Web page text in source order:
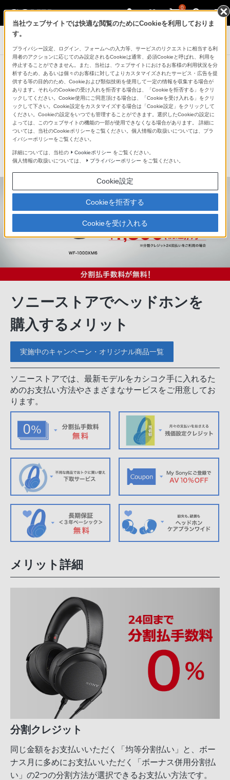
0
ヘッドホン
ソニーストア お買い物情報
このページでは、ソニーストアオリジナル商品などをご
紹介しています
お買い求めになれる商品は、こちらからも
ご覧ください
ヘッドホン商品一覧を見る
ソニーストアでヘッドホンを
購入するメリット
実施中のキャンペーン・オリジナル商品一覧
ソニーストアでは、最新モデルをカシコク手に入れるた
めのお支払い方法やさまざまなサービスをご用意してお
ります。
メリット詳細
分割クレジット
同じ金額をお支払いいただく「均等分割払い」と、ボー
ナス月に多めにお支払いいただく「ボーナス併用分割払
い」の2つの分割方法が選択できるお支払い方法です。
当社ウェブサイトでは快適な閲覧のためにCookieを利用しておりま
す。
プライバシー設定、ログイン、フォームへの入力等、サービスのリクエストに相当する利
用者のアクションに応じてのみ設定されるCookieは通常、必須Cookieと呼ばれ、利用を
停止することができません。また、当社は、ウェブサイトにおけるお客様の利用状況を分
析するため、あるいは個々のお客様に対してよりカスタマイズされたサービス・広告を提
供する等の目的のため、Cookieおよび類似技術を使用して一定の情報を収集する場合が
あります。それらのCookieの受け入れを拒否する場合は、「Cookieを拒否する」をクリ
ックしてください。Cookie使用にご同意頂ける場合は、「Cookieを受け入れる」をクリ
ックして下さい。Cookie設定をカスタマイズする場合は「Cookie設定」をクリックして
ください。Cookieの設定をいつでも管理することができます。選択したCookieの設定に
よっては、このウェブサイトの機能の一部が使用できなくなる場合があります。 詳細に
ついては、当社のCookieポリシーをご覧ください。個人情報の取扱いについては、プラ
イバシーポリシーをご覧ください。
詳細については、当社の Cookieポリシー をご覧ください。
個人情報の取扱いについては、
プライバシーポリシー をご覧ください。
Cookie設定
Cookieを拒否する
Cookieを受け入れる